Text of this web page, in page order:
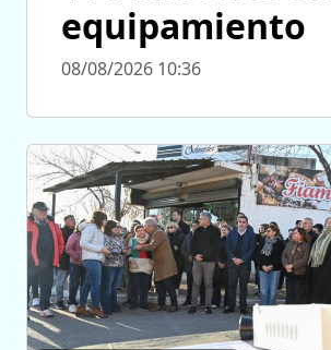
equipamiento
08/08/2026 10:36